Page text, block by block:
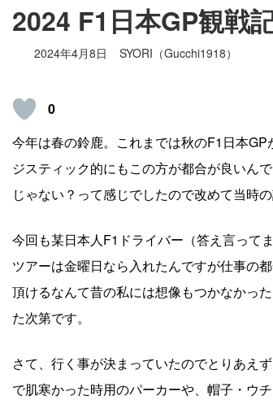
2024 F1日本GP観戦
2024年4月8日 SYORI（Gucchi1918）
0
今年は春の鈴鹿。これまでは秋のF1日本
ジスティック的にもこの方が都合が良いん
じゃない？って感じでしたので改めて当時
今回も某日本人F1ドライバー（答え言って
ツアーは金曜日なら入れたんですが仕事の
頂けるなんて昔の私には想像もつかなかっ
た次第です。
さて、行く事が決まっていたのでとりあえ
で肌寒かった時用のパーカーや、帽子・ウ